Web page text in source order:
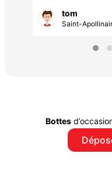
tom
Saint-
Bottes